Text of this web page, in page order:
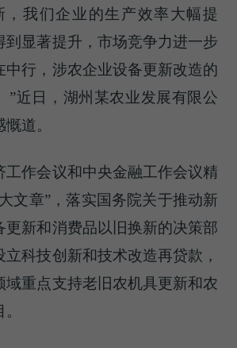
，我们企业的生产效率大幅提
到显著提升，市场竞争力进一步
中行，涉农企业设备更新改造的
”近日，湖州某农业发展有限公
道。
工作会议和中央金融工作会议精
文章”，落实国务院关于推动新
更新和消费品以旧换新的决策部
科技创新和技术改造再贷款，
域重点支持老旧农机具更新和农